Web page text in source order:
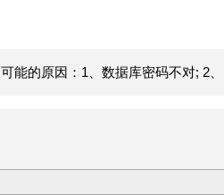
能的原因：1、数据库密码不对; 2、